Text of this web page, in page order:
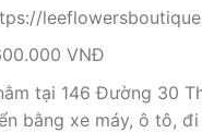
VNĐ
tại 146 Đường 30
bằng xe máy, ô tô,